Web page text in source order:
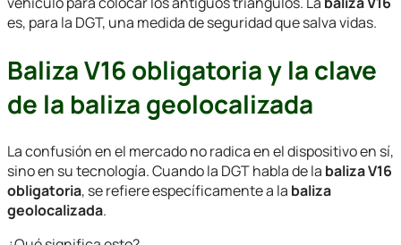
es, para la DGT, una medida de seguridad que salva vidas.
Baliza V16 obligatoria y la clave
de la baliza geolocalizada
La confusión en el mercado no radica en el dispositivo en sí,
sino en su tecnología. Cuando la DGT habla de la baliza V16
obligatoria, se refiere específicamente a la baliza
geolocalizada.